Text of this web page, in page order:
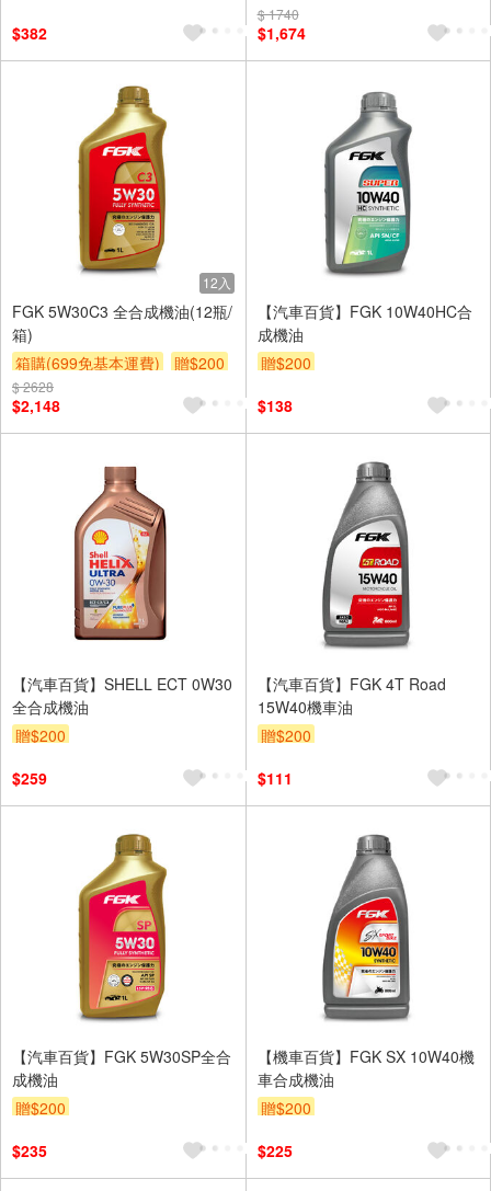
$382
$ 1740
$1,674
12入
FGK 5W30C3 全合成機油(12瓶/
箱)
箱購(699免基本運費)
贈$200
$ 2628
$2,148
【汽車百貨】FGK 10W40HC合
成機油
贈$200
$138
【汽車百貨】SHELL ECT 0W30
全合成機油
贈$200
$259
【汽車百貨】FGK 4T Road
15W40機車油
贈$200
$111
【汽車百貨】FGK 5W30SP全合
成機油
贈$200
$235
【機車百貨】FGK SX 10W40機
車合成機油
贈$200
$225